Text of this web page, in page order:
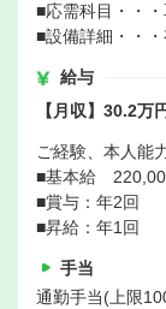
■応需科目・・
■設備詳細・・・
給与
【月収】30.2万
ご経験、本人能
■基本給
■賞与：年2回
■昇給：年1回
手当
通勤手当(上限